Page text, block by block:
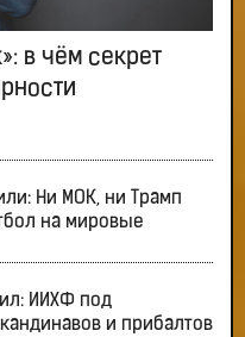
в чём секрет
Ни МОК, ни Трамп
на мировые
ИИХФ под
и прибалтов